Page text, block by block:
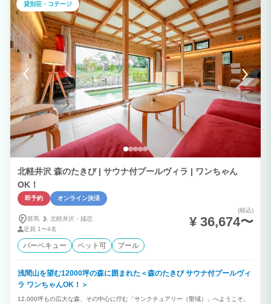
貸別荘・コテージ
北軽井沢 森のたきび | サウナ付プールヴィラ | ワンちゃん
OK！
即予約 オンライン決済
群馬 北軽井沢・ 嬬恋
定員 1〜4名
(税込)
¥ 36,674〜
バーベキュー ペット可 プール
浅間山を望む12000坪の森に囲まれた＜森のたきび サウナ付プールヴィ
ラ ワンちゃんOK！＞
12,000坪もの広大な森、その中心に佇む「サンクチュアリー（聖域）」へようこそ。